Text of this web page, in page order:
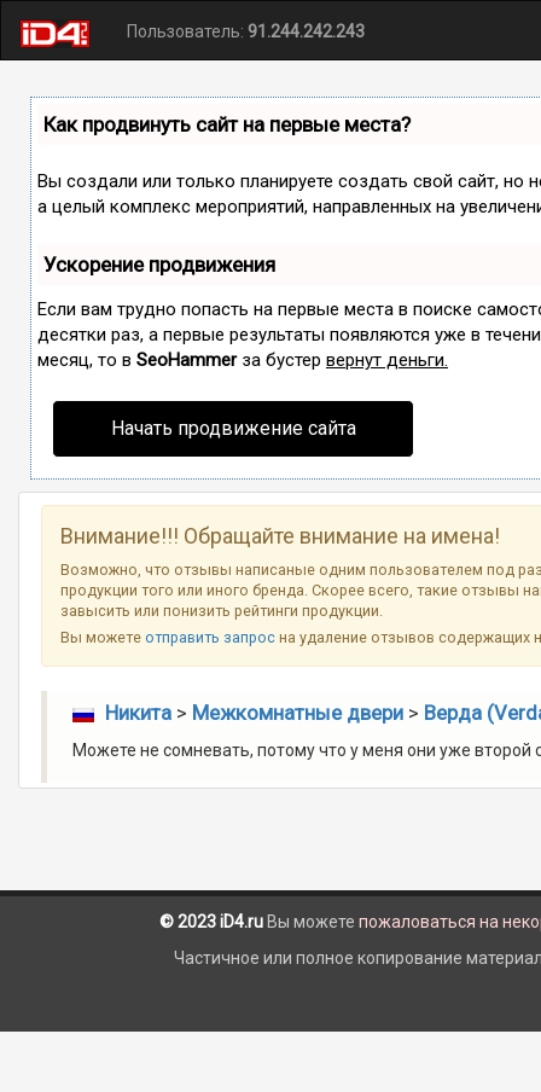
Пользователь: 91.244.242.243
Как продвинуть сайт на первые места?
Вы создали или только планируете создать свой сайт, но
а целый комплекс мероприятий, направленных на
Ускорение продвижения
Если вам трудно попасть на первые места в поиске
десятки раз, а первые результаты появляются уже в
месяц, то в SeoHammerза бустер вернут деньги.
Начать продвижение сайта
Внимание!!! Обращайте внимание на имена!
Возможно, что отзывы написаные одним пользователем под
продукции того или иного бренда. Скорее всего, такие отзывы
завысить или понизить рейтинги продукции.
Вы можетеотправить запрос на удаление отзывов
Никита> Межкомнатные двери> Верда
Можете не сомневать, потому что у меня они уже второй
© 2023 iD4.ru Вы можете пожаловаться на
Частичное или полное копирование